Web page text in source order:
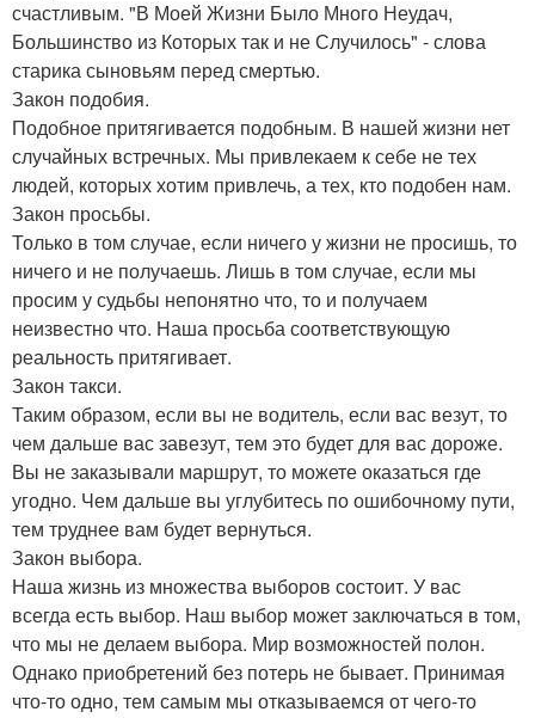
счастливым. "В Моей Жизни Было Много Неудач,
Большинство из Которых так и не Случилось" - слова
старика сыновьям перед смертью.
Закон подобия.
Подобное притягивается подобным. В нашей жизни нет
случайных встречных. Мы привлекаем к себе не тех
людей, которых хотим привлечь, а тех, кто подобен нам.
Закон просьбы.
Только в том случае, если ничего у жизни не просишь, то
ничего и не получаешь. Лишь в том случае, если мы
просим у судьбы непонятно что, то и получаем
неизвестно что. Наша просьба соответствующую
реальность притягивает.
Закон такси.
Таким образом, если вы не водитель, если вас везут, то
чем дальше вас завезут, тем это будет для вас дороже.
Вы не заказывали маршрут, то можете оказаться где
угодно. Чем дальше вы углубитесь по ошибочному пути,
тем труднее вам будет вернуться.
Закон выбора.
Наша жизнь из множества выборов состоит. У вас
всегда есть выбор. Наш выбор может заключаться в том,
что мы не делаем выбора. Мир возможностей полон.
Однако приобретений без потерь не бывает. Принимая
что-то одно, тем самым мы отказываемся от чего-то